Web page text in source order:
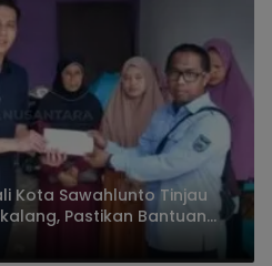
Kota Sawahlunto Tinjau
Pastikan Bantuan